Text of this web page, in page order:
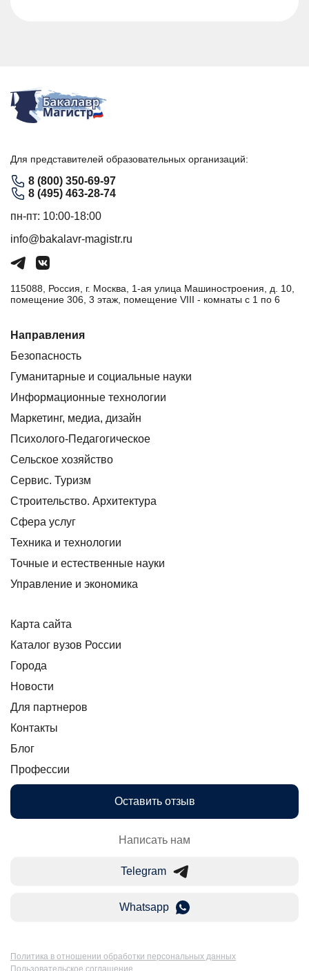
Для представителей образовательных организаций:
8 (800) 350-69-97
8 (495) 463-28-74
пн-пт: 10:00-18:00
info@bakalavr-magistr.ru
115088, Россия, г. Москва, 1-ая улица Машиностроения, д. 10,
помещение 306, 3 этаж, помещение VIII - комнаты с 1 по 6
Направления
Безопасность
Гуманитарные и социальные науки
Информационные технологии
Маркетинг, медиа, дизайн
Психолого-Педагогическое
Сельское хозяйство
Сервис. Туризм
Строительство. Архитектура
Сфера услуг
Техника и технологии
Точные и естественные науки
Управление и экономика
Карта сайта
Каталог вузов России
Города
Новости
Для партнеров
Контакты
Блог
Профессии
Оставить отзыв
Написать нам
Telegram
Whatsapp
Политика в отношении обработки персональных данных
Пользовательское соглашение